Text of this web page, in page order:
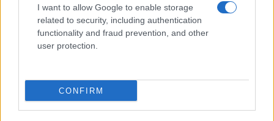
I want to allow Google to enable storage
related to security, including authentication
functionality and fraud prevention, and other
user protection.
CONFIRM
Cómo elegir una carrera STEAM: perfiles
emergentes y competencias clave
Descubre cómo elegir la mejor opción en STEAM:…
CIENCIA Y TECNOLOGÍA